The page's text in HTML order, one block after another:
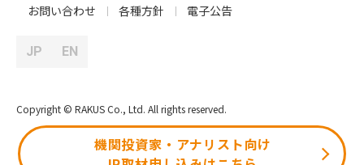
機関投資家・アナリスト向け
株式情報
ガバナンス情報
会社沿革
アクセス / MAP
JP EN
お問い合わせ 各種方針 電子公告
Copyright © RAKUS Co., Ltd. All rights reserved.